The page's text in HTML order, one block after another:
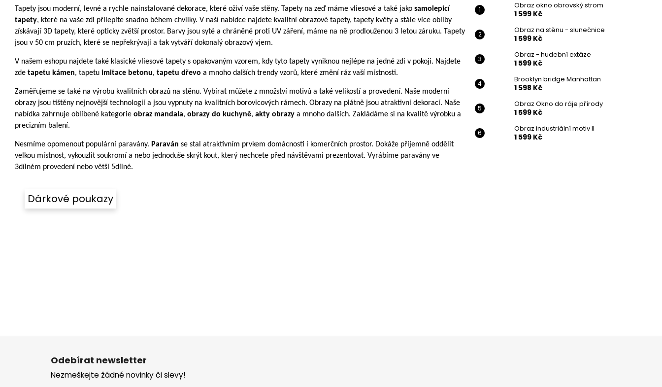
Tapety jsou moderní, levné a rychle nainstalované dekorace, které oživí vaše stěny. Tapety na zeď máme vliesové a také jako samolepicí
tapety, které na vaše zdi přilepíte snadno během chvilky. V naší nabídce najdete kvalitní obrazové tapety, tapety květy a stále více obliby
získávají 3D tapety, které opticky zvětší prostor. Barvy jsou syté a chráněné proti UV záření, máme na ně prodlouženou 3 letou záruku. Tapety
jsou v 50 cm pruzích, které se nepřekrývají a tak vytváří dokonalý obrazový vjem.
V našem eshopu najdete také klasické vliesové tapety s opakovaným vzorem, kdy tyto tapety vyniknou nejlépe na jedné zdi v pokoji. Najdete
zde tapetu kámen, tapetu imitace betonu, tapetu dřevo a mnoho dalších trendy vzorů, které změní ráz vaší místnosti.
Zaměřujeme se také na výrobu kvalitních obrazů na stěnu. Vybírat můžete z množství motivů a také velikostí a provedení. Naše moderní
obrazy jsou tištěny nejnovější technologií a jsou vypnuty na kvalitních borovicových rámech. Obrazy na plátně jsou atraktivní dekorací. Naše
nabídka zahrnuje oblíbené kategorie obraz mandala, obrazy do kuchyně, akty obrazy a mnoho dalších. Zakládáme si na kvalitě výrobku a
precizním balení.
Nesmíme opomenout populární paravány. Paraván se stal atraktivním prvkem domácnosti i komerčních prostor. Dokáže příjemně oddělit
velkou místnost, vykouzlit soukromí a nebo jednoduše skrýt kout, který nechcete před návštěvami prezentovat. Vyrábíme paravány ve
3dílném provedení nebo větší 5dílné.
Obraz okno obrovský strom
1 599 Kč
Obraz na stěnu - slunečnice
1 599 Kč
Obraz - hudební extáze
1 599 Kč
Brooklyn bridge Manhattan
1 598 Kč
Obraz Okno do ráje přírody
1 599 Kč
Obraz industriální motiv II
1 599 Kč
Dárkové poukazy
Z
Odebírat newsletter
Nezmeškejte žádné novinky či slevy!